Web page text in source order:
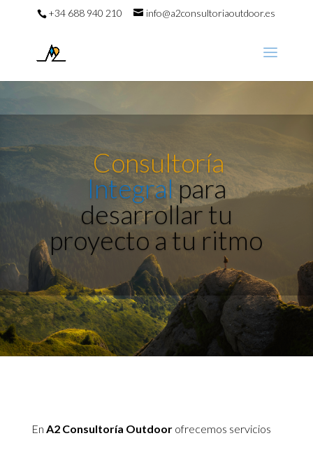
+34 688 940 210 info@a2consultoriaoutdoor.es
Promoción de
la
naturaleza.
En A2 Consultoría Outdoorofrecemos servicios